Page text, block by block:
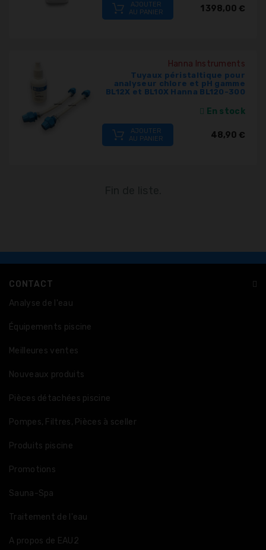
1 398,00 €
AJOUTER
AU PANIER
Hanna Instruments
Tuyaux péristaltique pour
analyseur chlore et pH gamme
BL12X et BL10X Hanna BL120-300
En stock
48,90 €
AJOUTER
AU PANIER
CONTACT
Analyse de l'eau
Équipements piscine
Meilleures ventes
Nouveaux produits
Pièces détachées piscine
Pompes, Filtres, Pièces à sceller
Produits piscine
Promotions
Sauna-Spa
Traitement de l'eau
A propos de EAU2